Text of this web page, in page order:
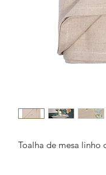
Toalha de mesa linho